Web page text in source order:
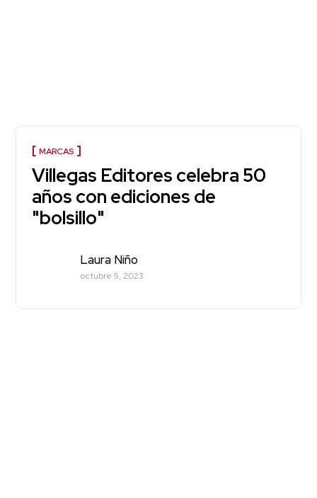
MARCAS
Villegas Editores celebra 50
años con ediciones de
"bolsillo"
Laura Niño
octubre 5, 2023